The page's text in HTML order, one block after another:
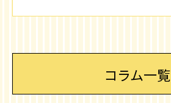
コラム一覧